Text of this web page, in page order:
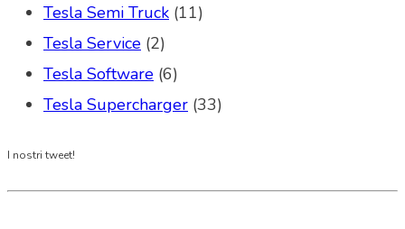
Tesla Semi Truck (11)
Tesla Service (2)
Tesla Software (6)
Tesla Supercharger (33)
I nostri tweet!